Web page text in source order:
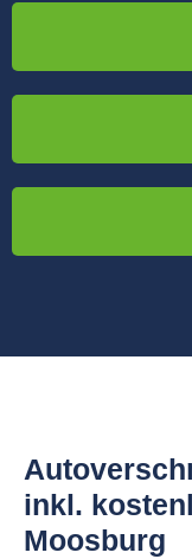
inkl.
Moosburg